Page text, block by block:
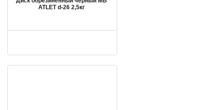
ATLET d-26 2,5кг